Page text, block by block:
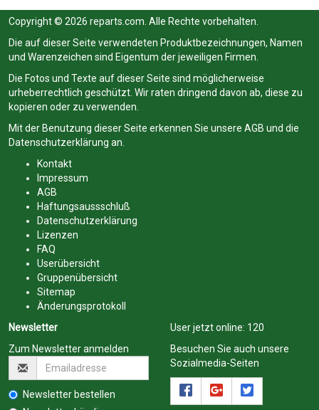
Copyright © 2026 reparts.com. Alle Rechte vorbehalten.
Die auf dieser Seite verwendeten Produktbezeichnungen, Namen
und Warenzeichen sind Eigentum der jeweiligen Firmen.
Die Fotos und Texte auf dieser Seite sind möglicherweise
urheberrechtlich geschützt. Wir raten dringend davon ab, diese zu
kopieren oder zu verwenden.
Mit der Benutzung dieser Seite erkennen Sie unsere AGB und die
Datenschutzerklärung an.
Kontakt
Impressum
AGB
Haftungsaussschluß
Datenschutzerklärung
Lizenzen
FAQ
Userübersicht
Gruppenübersicht
Sitemap
Änderungsprotokoll
Newsletter
Zum Newsletter anmelden
Newsletter bestellen
User jetzt online: 120
Besuchen Sie auch unsere
Sozialmedia-Seiten